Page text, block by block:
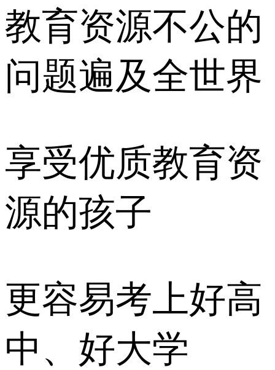
教育资源不公的
问题遍及全世界
享受优质教育资
源的孩子
更容易考上好高
中、好大学